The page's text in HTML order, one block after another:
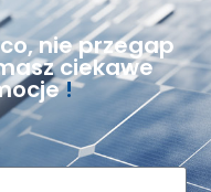
nie przegap
ciekawe
!